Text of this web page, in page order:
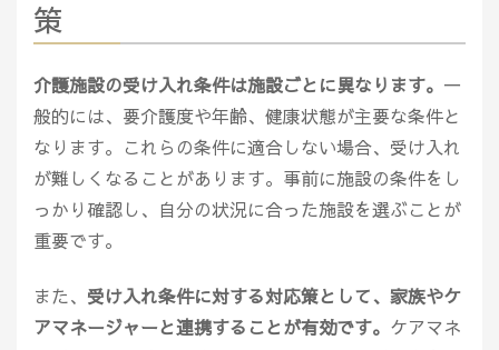
策
介護施設の受け入れ条件は施設ごとに異なります。 一
般的には、要介護度や年齢、健康状態が主要な条件と
なります。これらの条件に適合しない場合、受け入れ
が難しくなることがあります。事前に施設の条件をし
っかり確認し、自分の状況に合った施設を選ぶことが
重要です。
また、 受け入れ条件に対する対応策として、家族やケ
アマネージャーと連携することが有効です。 ケアマネ